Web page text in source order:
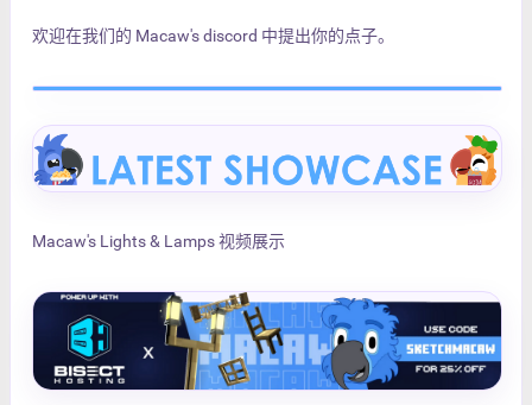
欢迎在我们的 Macaw's discord 中提出你的点子。
Macaw's Lights & Lamps 视频展示